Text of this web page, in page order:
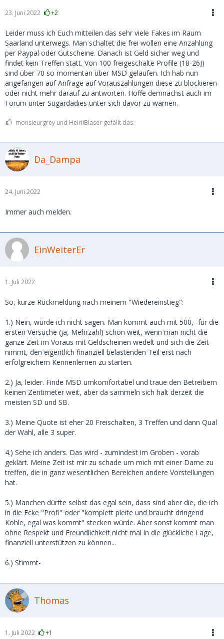
23. Juni 2022 +2
Leider muss ich Euch mitteilen das sehr viele Fakes im Raum
Saarland unterwegs. Man schaltet die frei wollen eine Anzahlung
per Paypal oder Gutscheine. Danach ist Geld sicher weg und
findet kein Treffen statt. Von 100 freigeschalte Profile (18-26J)
sind über 70 so momentan über MSD gelaufen. Ich hab nun
angefangen auf Anfrage auf Vorauszahlungen diese zu blockieren
oder nicht mehr darauf zu antworten. Hoffe demnächst auch im
Forum unter Sugardadies unter sich davor zu warnen.
monsieurgrey und HeiriiBlaser gefällt das.
Da_Dampa
24. Juni 2022
Immer auch melden.
EinWeiterEr
1. Juli 2022
So, kurze Rückmeldung nach meinem "Wiedereinstieg":
1.) Nein, würde ich nicht sagen. Man kommt auch mit 500,- für die
ersten Versuche (ja, Mehrzahl) schon weit, wenn man nicht die
ganze Zeit im Voraus mit Geldscheinen wedelt und sich die Zeit
nimmt, den eigentlich finanziell belastenden Teil erst nach
erfolgreichem Kennenlernen zu starten.
2.) Ja, leider. Finde MSD umkomfortabel und traue den Betreibern
keinen Zentimeter weit, aber da sammeln sich halt derzeit die
meisten SD und SB.
3.) Meine Quote ist eher 20 Freischalten, 3 Treffen und dann Qual
der Wahl, alle 3 super.
4.) Sehe ich anders. Das wird - zumindest im Groben - vorab
geklärt. Meine Zeit ist mir zu schade um mich mit einer Dame zu
treffen, die in ganz wesentlichen Bereichen andere Vorstellungen
hat.
5.) Manchen dürfte selbst das egal sein, dass sind aber die, die ich
in die Ecke "Profi" oder "komplett pleite und braucht dringend
Kohle, egal was kommt" stecken würde. Aber sonst kommt man
ohne Respekt und Freundlichkeit nicht mal in die glückliche Lage,
finanziell unterstützen zu können...
6.) Stimmt-
Thomas
1. Juli 2022 +1